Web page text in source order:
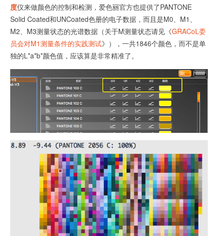
度仪来做颜色的控制和检测，爱色丽官方也提供了PANTONE
Solid Coated和UNCoated色册的电子数据，而且是M0、M1、
M2、M3测量状态的光谱数据（关于M测量状态请见《GRACoL委
员会对M1测量条件的实践测试》），一共1846个颜色，而不是单
独的L*a*b*颜色值，应该算是非常精准了。